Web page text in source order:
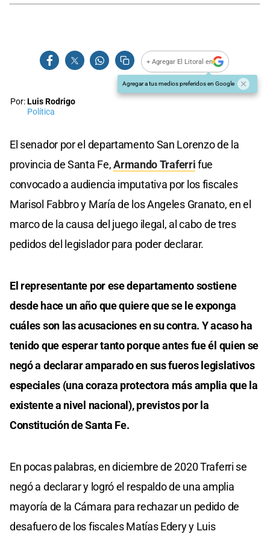
+ Agregar El Litoral en
Agregar a tus medios preferidos en Google
Por:Luis Rodrigo
Política
El senador por el departamento San Lorenzo de la
provincia de Santa Fe,Armando Traferrifue
convocado a audiencia imputativa por los fiscales
Marisol Fabbro y María de los Angeles Granato, en el
marco de la causa del juego ilegal, al cabo de tres
pedidos del legislador para poder declarar.
El representante por ese departamento sostiene
desde hace un año que quiere que se le exponga
cuáles son las acusaciones en su contra. Y acaso ha
tenido que esperar tanto porque antes fue él quien se
negó a declarar amparado en sus fueros legislativos
especiales (una coraza protectora más amplia que la
existente a nivel nacional), previstos por la
Constitución de Santa Fe.
En pocas palabras, en diciembre de 2020 Traferri se
negó a declarar y logró el respaldo de una amplia
mayoría de la Cámara para rechazar un pedido de
desafuero de los fiscales Matías Edery y Luis